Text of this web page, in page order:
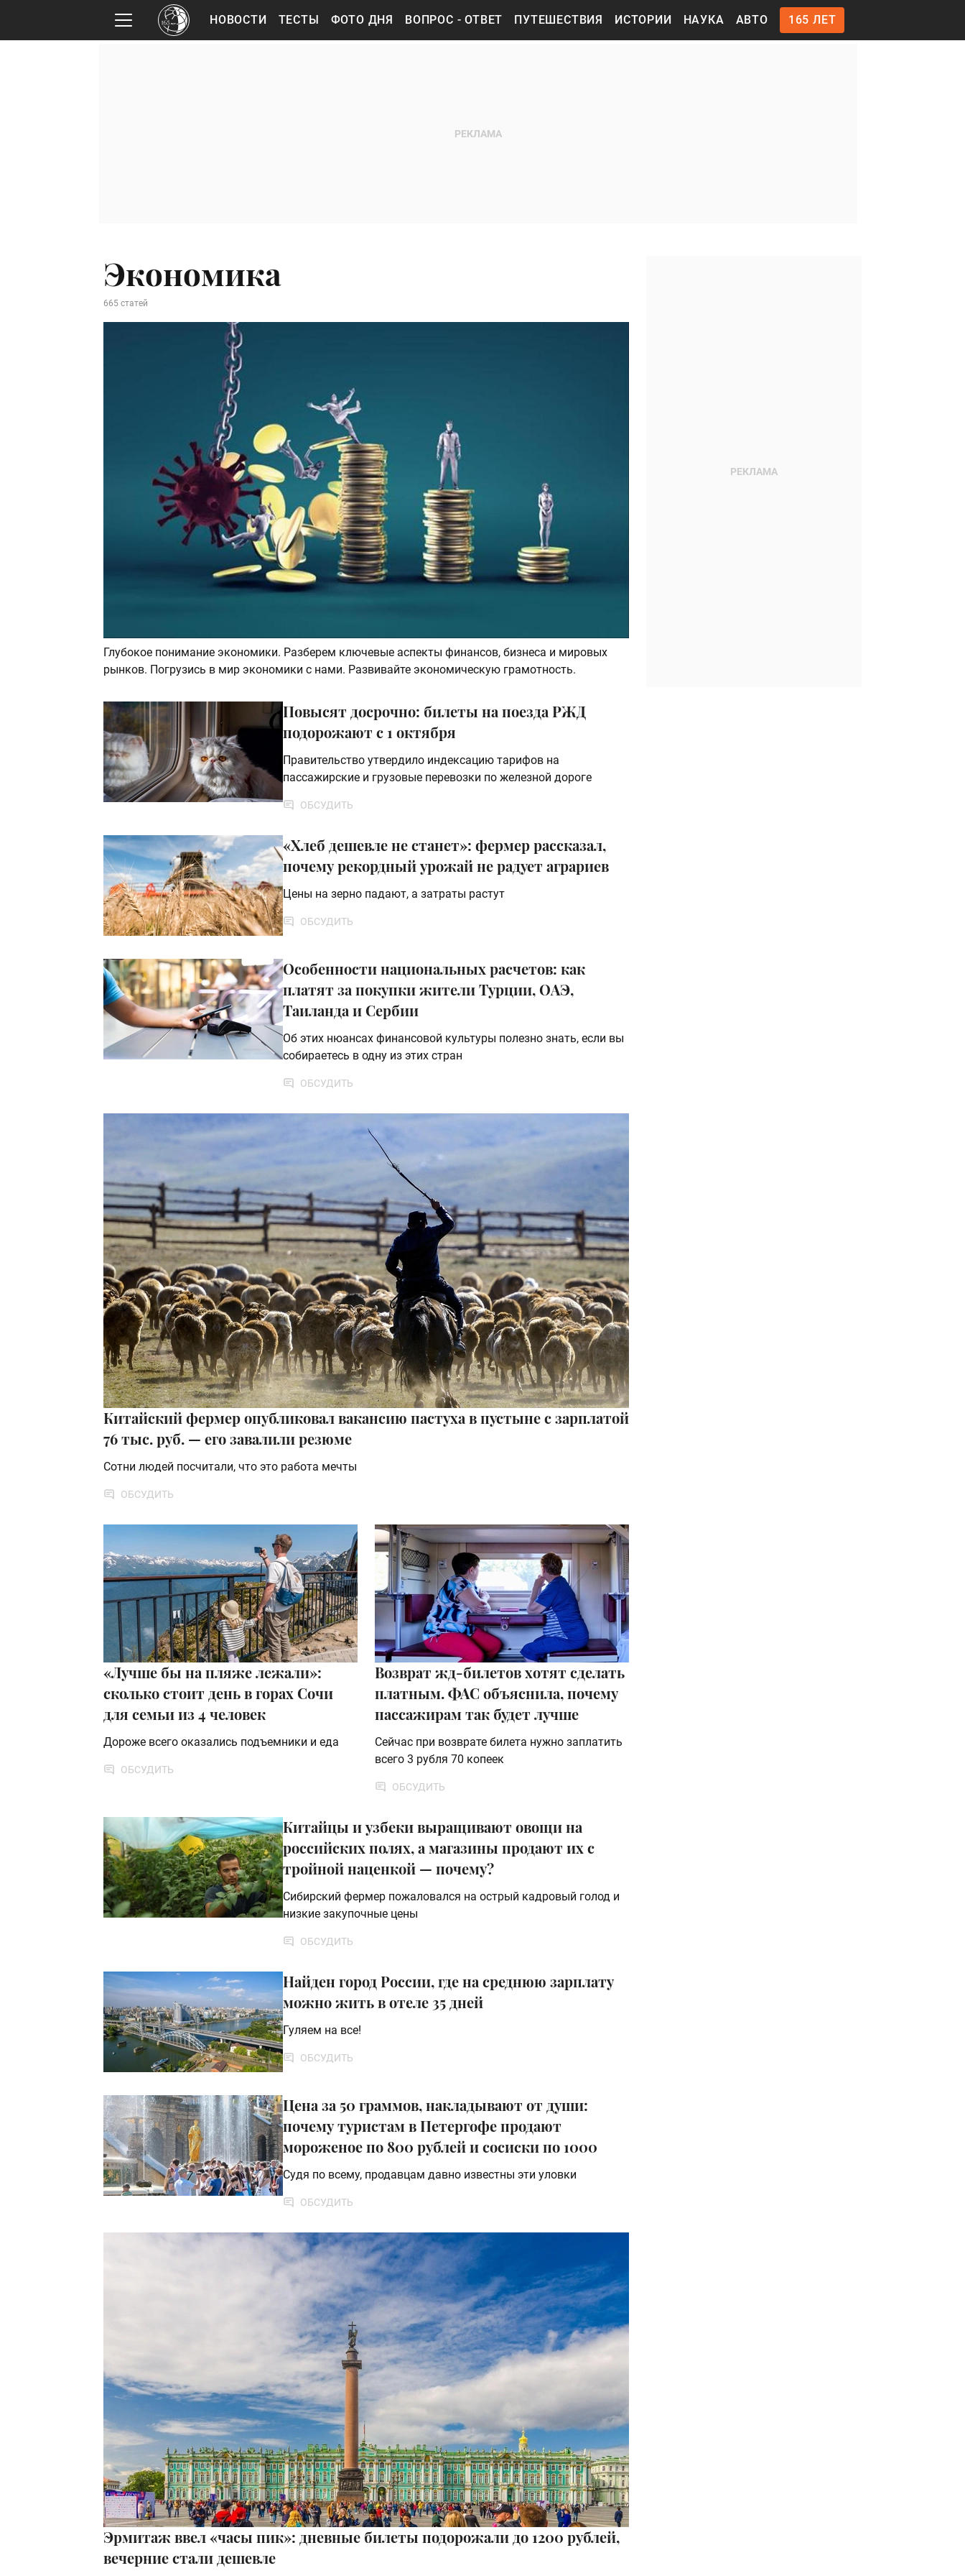
НОВОСТИ ТЕСТЫ ФОТО ДНЯ ВОПРОС - ОТВЕТ ПУТЕШЕСТВИЯ ИСТОРИИ НАУКА АВТО 165 ЛЕТ
Экономика
665 статей
Глубокое понимание экономики. Разберем ключевые аспекты финансов, бизнеса и мировых
рынков. Погрузись в мир экономики с нами. Развивайте экономическую грамотность.
Повысят досрочно: билеты на поезда РЖД
подорожают с 1 октября
Правительство утвердило индексацию тарифов на
пассажирские и грузовые перевозки по железной дороге
ОБСУДИТЬ
«Хлеб дешевле не станет»: фермер рассказал,
почему рекордный урожай не радует аграриев
Цены на зерно падают, а затраты растут
ОБСУДИТЬ
Особенности национальных расчетов: как
платят за покупки жители Турции, ОАЭ,
Таиланда и Сербии
Об этих нюансах финансовой культуры полезно знать, если вы
собираетесь в одну из этих стран
ОБСУДИТЬ
Китайский фермер опубликовал вакансию пастуха в пустыне с зарплатой
76 тыс. руб. — его завалили резюме
Сотни людей посчитали, что это работа мечты
ОБСУДИТЬ
«Лучше бы на пляже лежали»:
сколько стоит день в горах Сочи
для семьи из 4 человек
Дороже всего оказались подъемники и еда
ОБСУДИТЬ
Возврат жд-билетов хотят сделать
платным. ФАС объяснила, почему
пассажирам так будет лучше
Сейчас при возврате билета нужно заплатить
всего 3 рубля 70 копеек
ОБСУДИТЬ
Китайцы и узбеки выращивают овощи на
российских полях, а магазины продают их с
тройной наценкой — почему?
Сибирский фермер пожаловался на острый кадровый голод и
низкие закупочные цены
ОБСУДИТЬ
Найден город России, где на среднюю зарплату
можно жить в отеле 35 дней
Гуляем на все!
ОБСУДИТЬ
Цена за 50 граммов, накладывают от души:
почему туристам в Петергофе продают
мороженое по 800 рублей и сосиски по 1000
Судя по всему, продавцам давно известны эти уловки
ОБСУДИТЬ
Эрмитаж ввел «часы пик»: дневные билеты подорожали до 1200 рублей,
вечерние стали дешевле